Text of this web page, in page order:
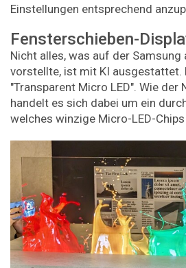
Einstellungen entsprechend
Fensterschieben-
Nicht alles, was auf der Samsung
vorstellte, ist mit KI ausgestattet.
"Transparent Micro LED". Wie der
handelt es sich dabei um ein
welches winzige Micro-LED-